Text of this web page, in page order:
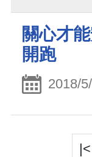
關心才
開跑
2018/
|<